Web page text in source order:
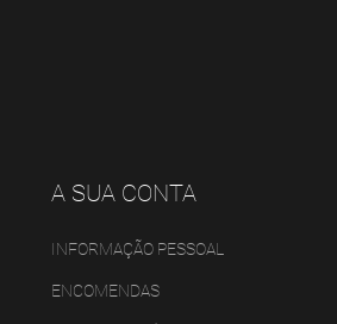
A SUA CONTA
INFORMAÇÃO PESSOAL
ENCOMENDAS